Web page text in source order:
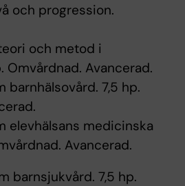
och progression.
och metod i
Omvårdnad. Avancerad.
barnhälsovård. 7,5 hp.
elevhälsans medicinska
Avancerad.
barnsjukvård. 7,5 hp.